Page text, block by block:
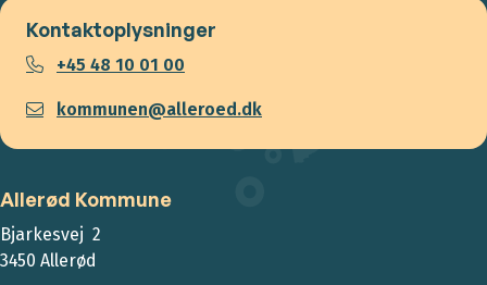
Kontaktoplysninger
+45 48 10 01 00
kommunen@alleroed.dk
Allerød Kommune
Bjarkesvej 2
3450 Allerød